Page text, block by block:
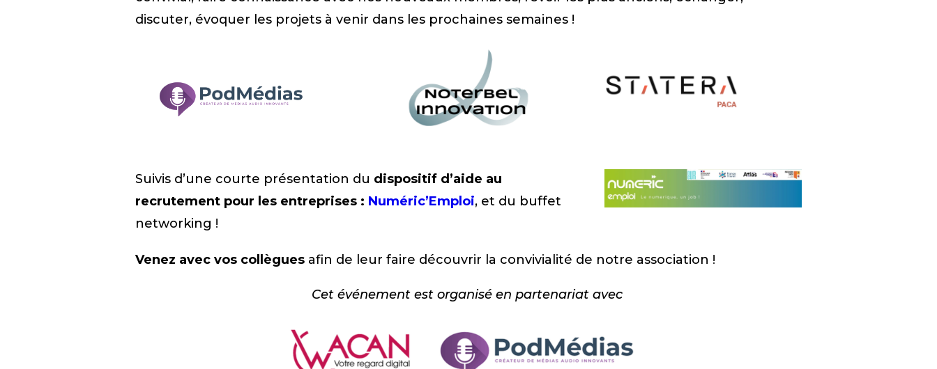
discuter, évoquer les projets à venir dans les prochaines semaines !
Suivis d’une courte présentation du dispositif d’aide au
recrutement pour les entreprises : Numéric’Emploi, et du buffet
networking !
Venez avec vos collèguesafin de leur faire découvrir la convivialité de notre association !
Cet événement est organisé en partenariat avec